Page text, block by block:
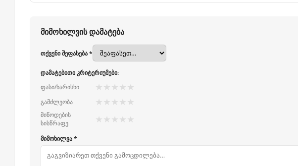
მიმოხილვის დამატება
თქვენი შეფასება *
დამატებითი კრიტერიუმები:
ფასი/ხარისხი
★ ★ ★ ★ ★
გამძლეობა ★ ★ ★ ★ ★
მიწოდების
სისწრაფე
★ ★ ★ ★ ★
მიმოხილვა *